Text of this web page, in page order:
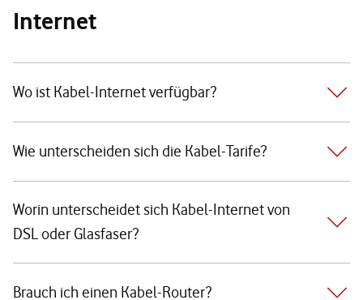
Internet
Wo ist Kabel-Internet verfügbar?
Wie unterscheiden sich die Kabel-Tarife?
Worin unterscheidet sich Kabel-Internet von
DSL oder Glasfaser?
Brauch ich einen Kabel-Router?